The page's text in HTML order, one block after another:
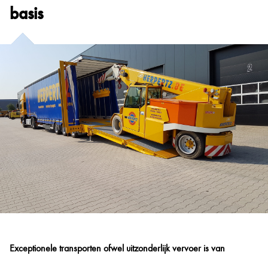
basis
Exceptionele transporten ofwel uitzonderlijk vervoer is van